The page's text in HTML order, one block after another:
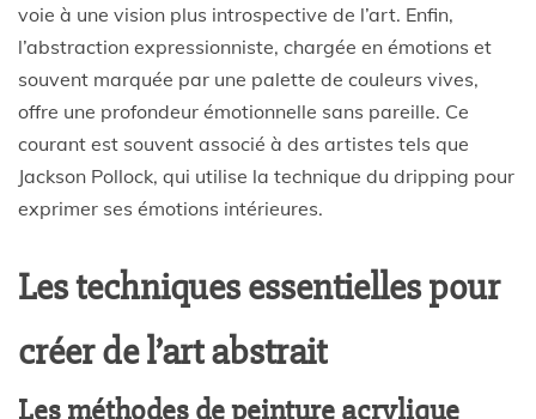
voie à une vision plus introspective de l’art. Enfin,
l’abstraction expressionniste, chargée en émotions et
souvent marquée par une palette de couleurs vives,
offre une profondeur émotionnelle sans pareille. Ce
courant est souvent associé à des artistes tels que
Jackson Pollock, qui utilise la technique du dripping pour
exprimer ses émotions intérieures.
Les techniques essentielles pour
créer de l’art abstrait
Les méthodes de peinture acrylique